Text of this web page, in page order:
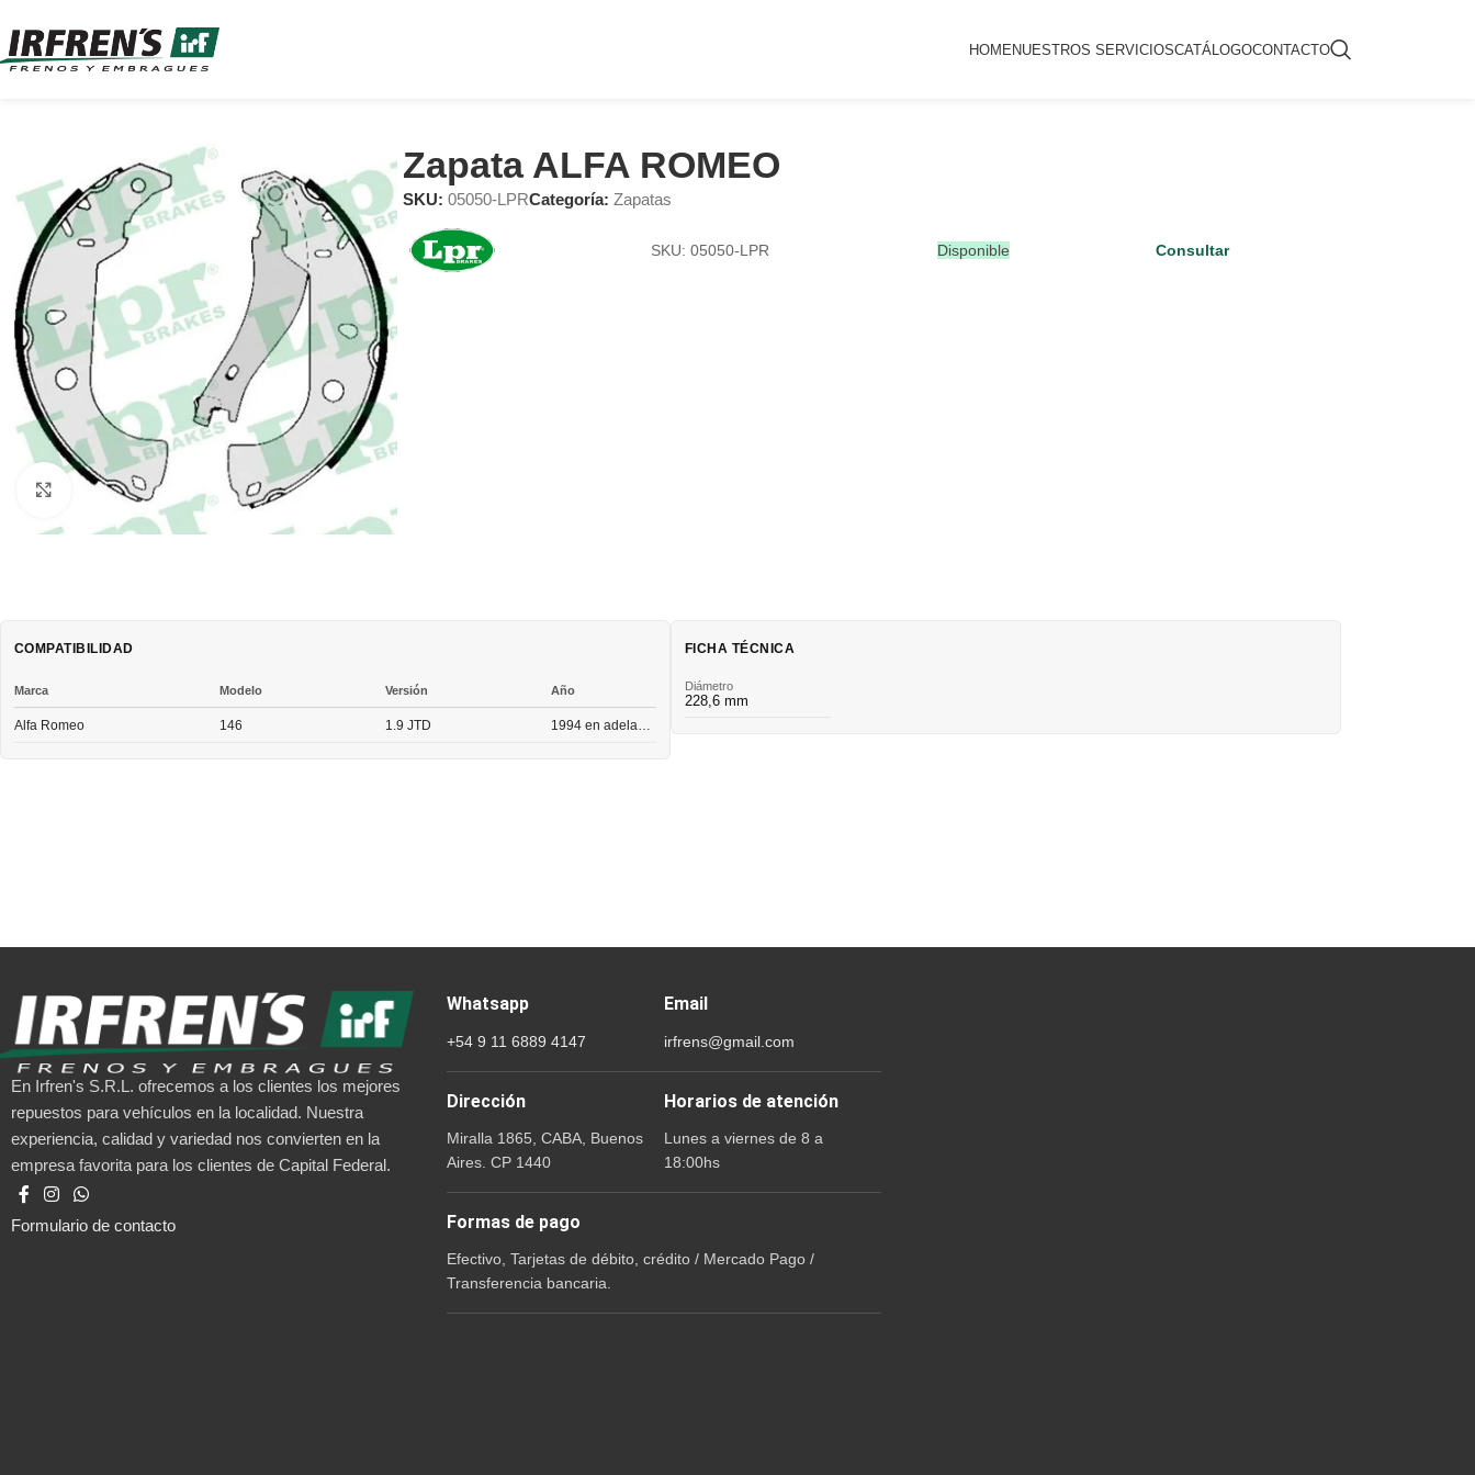
HOMENUESTROS SERVICIOSCATÁLOGOCONTACTO
Clic para ampliar
Zapata ALFA ROMEO
SKU: 05050-LPRCategoría: Zapatas
SKU: 05050-LPR Disponible Consultar
COMPATIBILIDAD
Marca Modelo Versión Año
Alfa Romeo 146 1.9 JTD
FICHA TÉCNICA
Diámetro
228,6 mm
En Irfren's S.R.L. ofrecemos a los clientes los mejores
repuestos para vehículos en la localidad. Nuestra
experiencia, calidad y variedad nos convierten en la
empresa favorita para los clientes de Capital Federal.
Formulario de contacto
Whatsapp
+54 9 11 6889 4147
Email
irfrens@gmail.com
Dirección
Miralla 1865, CABA, Buenos
Aires. CP 1440
Horarios de atención
Lunes a viernes de 8 a
18:00hs
Formas de pago
Efectivo, Tarjetas de débito, crédito / Mercado Pago /
Transferencia bancaria.